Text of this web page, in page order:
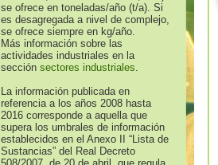
se ofrece en toneladas/año (t/a). Si
es desagregada a nivel de complejo,
se ofrece siempre en kg/año.
Más información sobre las
actividades industriales en la
sección sectores industriales.
La información publicada en
referencia a los años 2008 hasta
2016 corresponde a aquella que
supera los umbrales de información
establecidos en el Anexo II “Lista de
Sustancias” del Real Decreto